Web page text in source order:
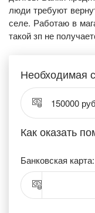
люди требуют
селе. Работаю в
такой зп не
Необходимая
150000
Как оказать
Банковская карта: